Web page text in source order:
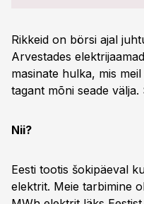
Rikkeid on börsi ajal
Arvestades
masinate hulka, mis
tagant mõni seade
Nii?
Eesti tootis šokipäeval
elektrit. Meie tarbimine